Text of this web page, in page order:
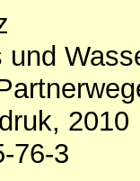
2010
76-3